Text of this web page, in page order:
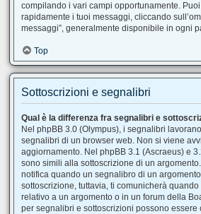
compilando i vari campi opportunamente.
rapidamente i tuoi messaggi, cliccando
messaggi”, generalmente disponibile in ogni
Top
Sottoscrizioni e segnalibri
Qual è la differenza fra segnalibri e
Nel phpBB 3.0 (Olympus), i segnalibri
segnalibri di un browser web. Non si viene
aggiornamento. Nel phpBB 3.1 (Ascraeus) e
sono simili alla sottoscrizione di un
notifica quando un segnalibro di un
sottoscrizione, tuttavia, ti comunicherà
relativo a un argomento o in un forum della
per segnalibri e sottoscrizioni possono